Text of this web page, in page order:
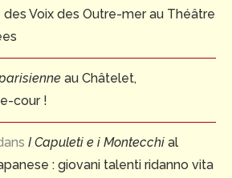
des Voix des Outre-mer au Théâtre
au Châtelet,
cour !
I Capuleti e i Montecchi al
: giovani talenti ridanno vita